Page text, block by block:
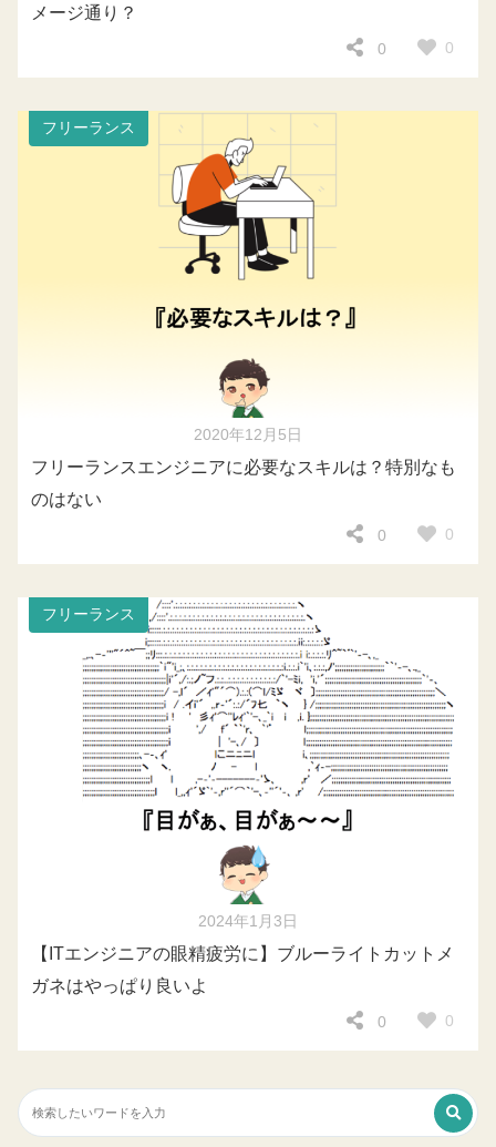
メージ通り？
0 0
フリーランス
2020年12月5日
フリーランスエンジニアに必要なスキルは？特別なも
のはない
0 0
フリーランス
2024年1月3日
【ITエンジニアの眼精疲労に】ブルーライトカットメ
ガネはやっぱり良いよ
0 0